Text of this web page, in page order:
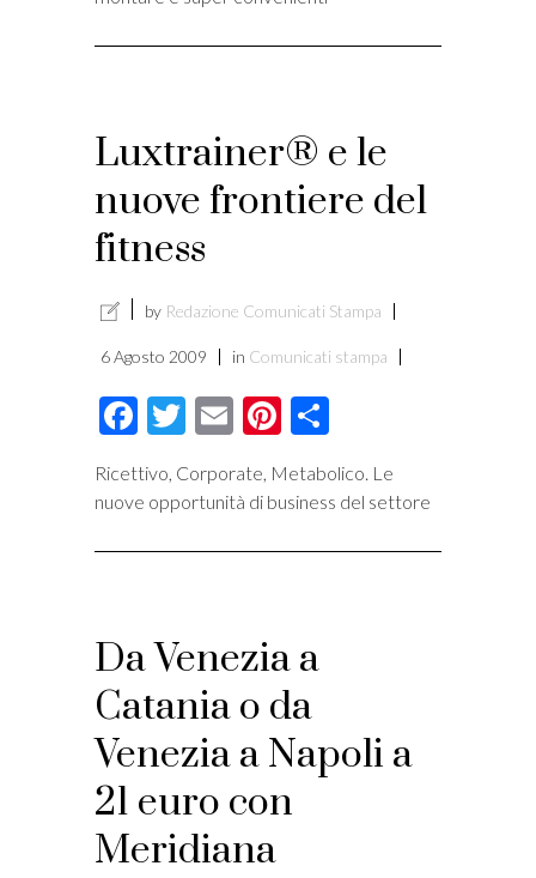
Luxtrainer® e le
nuove frontiere del
fitness
by Redazione Comunicati Stampa
6 Agosto 2009 in Comunicati stampa
Facebook
Twitter
EmailPinterest
Ricettivo, Corporate, Metabolico. Le
nuove opportunità di business del settore
Da Venezia a
Catania o da
Venezia a Napoli a
21 euro con
Meridiana